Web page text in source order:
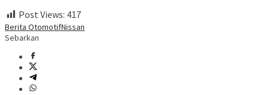
Post Views: 417
Berita OtomotifNissan
Sebarkan